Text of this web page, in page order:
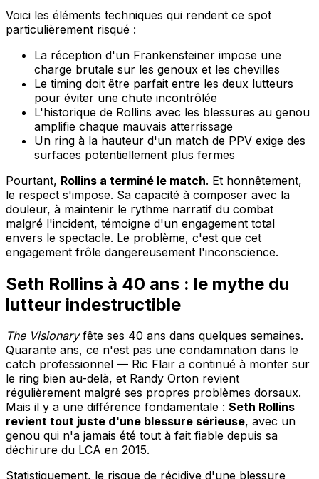
Voici les éléments techniques qui rendent ce spot
particulièrement risqué :
La réception d'un Frankensteiner impose une
charge brutale sur les genoux et les chevilles
Le timing doit être parfait entre les deux lutteurs
pour éviter une chute incontrôlée
L'historique de Rollins avec les blessures au genou
amplifie chaque mauvais atterrissage
Un ring à la hauteur d'un match de PPV exige des
surfaces potentiellement plus fermes
Pourtant, Rollins a terminé le match. Et honnêtement,
le respect s'impose. Sa capacité à composer avec la
douleur, à maintenir le rythme narratif du combat
malgré l'incident, témoigne d'un engagement total
envers le spectacle. Le problème, c'est que cet
engagement frôle dangereusement l'inconscience.
Seth Rollins à 40 ans : le mythe du
lutteur indestructible
The Visionaryfête ses 40 ans dans quelques semaines.
Quarante ans, ce n'est pas une condamnation dans le
catch professionnel — Ric Flair a continué à monter sur
le ring bien au-delà, et Randy Orton revient
régulièrement malgré ses propres problèmes dorsaux.
Mais il y a une différence fondamentale : Seth Rollins
revient tout juste d'une blessure sérieuse, avec un
genou qui n'a jamais été tout à fait fiable depuis sa
déchirure du LCA en 2015.
Statistiquement, le risque de récidive d'une blessure